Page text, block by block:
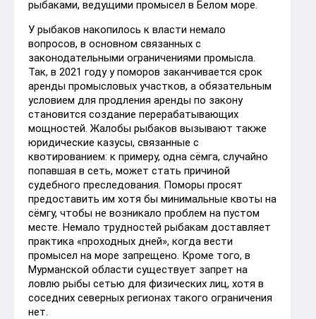
рыбаками, ведущими промысел в Белом море.
У рыбаков накопилось к власти немало
вопросов, в основном связанных с
законодательными ограничениями промысла.
Так, в 2021 году у поморов заканчивается срок
аренды промысловых участков, а обязательным
условием для продления аренды по закону
становится создание перерабатывающих
мощностей. Жалобы рыбаков вызывают также
юридические казусы, связанные с
квотированием: к примеру, одна сёмга, случайно
попавшая в сеть, может стать причиной
судебного преследования. Поморы просят
предоставить им хотя бы минимальные квоты на
сёмгу, чтобы не возникало проблем на пустом
месте. Немало трудностей рыбакам доставляет
практика «проходных дней», когда вести
промысел на море запрещено. Кроме того, в
Мурманской области существует запрет на
ловлю рыбы сетью для физических лиц, хотя в
соседних северных регионах такого ограничения
нет.